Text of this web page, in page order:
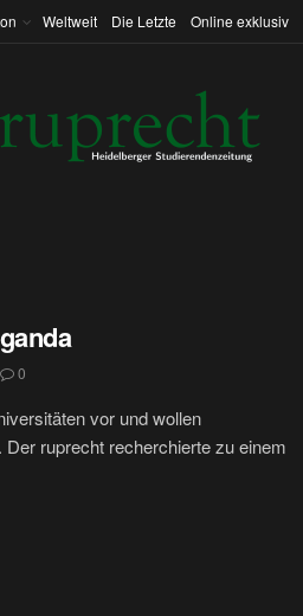
Weltweit Die Letzte Online exklusiv
0
vor und wollen
ruprecht recherchierte zu einem